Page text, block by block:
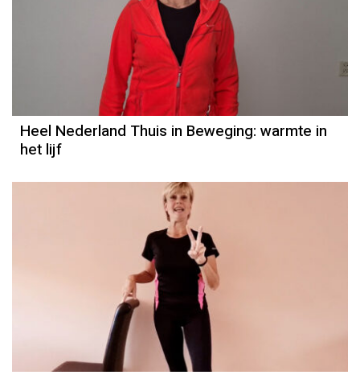
Heel Nederland Thuis in Beweging: warmte in
het lijf